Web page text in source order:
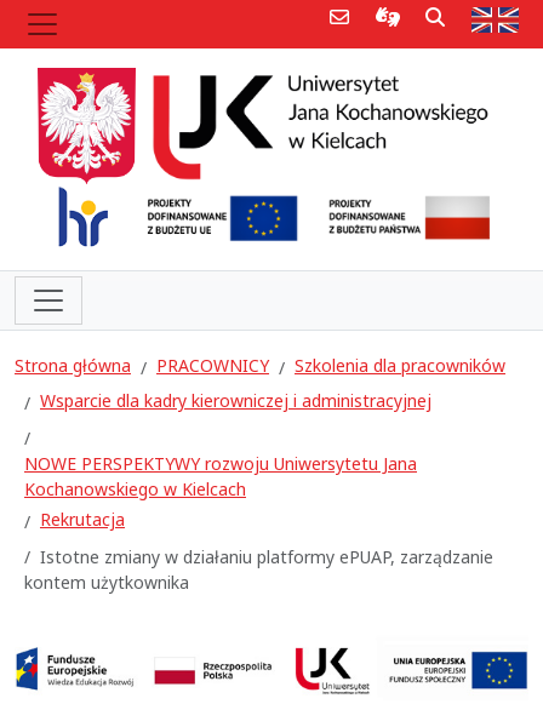
Poczta e-mailInformacje dla
Szukaj
Strona główna PRACOWNICY
Szkolenia dla pracowników
Wsparcie dla kadry kierowniczej i administracyjnej
NOWE PERSPEKTYWY rozwoju Uniwersytetu Jana
Kochanowskiego w Kielcach
Rekrutacja
Istotne zmiany w działaniu platformy ePUAP, zarządzanie
kontem użytkownika